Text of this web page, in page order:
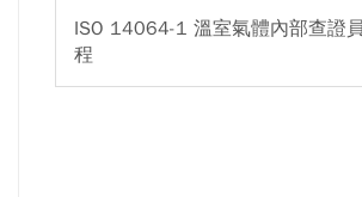
ISO 14064-1 溫室氣體內部查證
程